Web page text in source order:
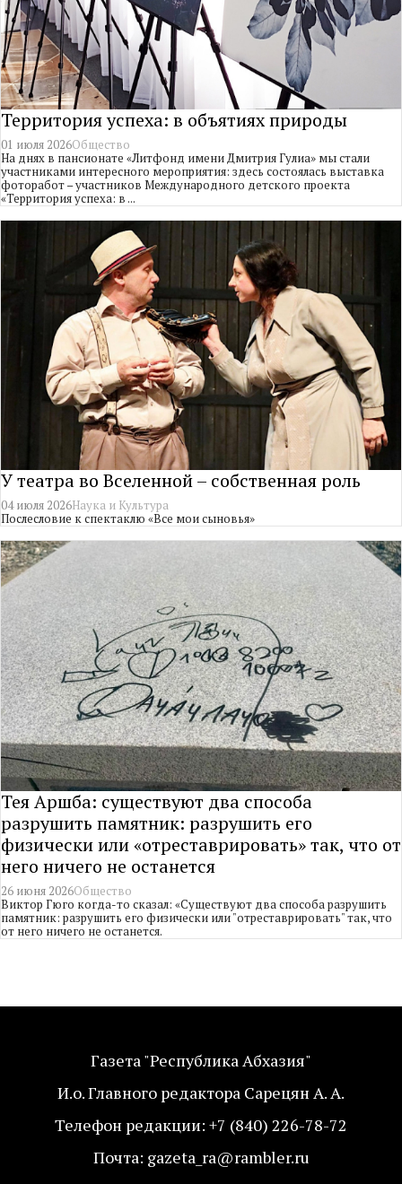
Территория успеха: в объятиях природы
01 июля 2026Общество
На днях в пансионате «Литфонд имени Дмитрия Гулиа» мы стали
участниками интересного мероприятия: здесь состоялась выставка
фоторабот – участников Международного детского проекта
«Территория успеха: в ...
У театра во Вселенной – собственная роль
04 июля 2026Наука и Культура
Послесловие к спектаклю «Все мои сыновья»
Тея Аршба: существуют два способа
разрушить памятник: разрушить его
физически или «отреставрировать» так, что от
него ничего не останется
26 июня 2026Общество
Виктор Гюго когда-то сказал: «Существуют два способа разрушить
памятник: разрушить его физически или "отреставрировать" так, что
от него ничего не останется.
Газета "Республика Абхазия"
И.о. Главного редактора Сарецян А. А.
Телефон редакции: +7 (840) 226-78-72
Почта: gazeta_ra@rambler.ru